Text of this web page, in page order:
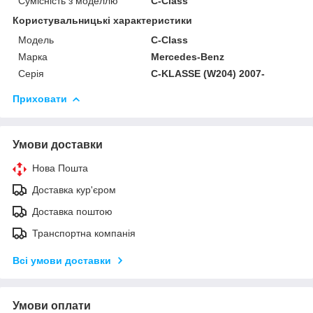
Користувальницькі характеристики
Модель
C-Class
Марка
Mercedes-Benz
Серія
C-KLASSE (W204) 2007-
Приховати
Умови доставки
Нова Пошта
Доставка кур'єром
Доставка поштою
Транспортна компанія
Всі умови доставки
Умови оплати